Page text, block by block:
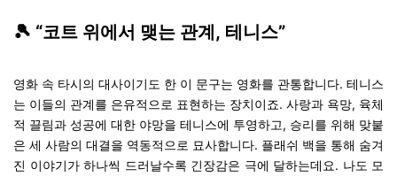
🎾 “코트 위에서 맺는 관계, 테니스”
영화 속 타시의 대사이기도 한 이 문구는 영화를 관통합니다. 테니스
는 이들의 관계를 은유적으로 표현하는 장치이죠. 사랑과 욕망, 육체
적 끌림과 성공에 대한 야망을 테니스에 투영하고, 승리를 위해 맞붙
은 세 사람의 대결을 역동적으로 묘사합니다. 플래쉬 백을 통해 숨겨
진 이야기가 하나씩 드러날수록 긴장감은 극에 달하는데요. 나도 모